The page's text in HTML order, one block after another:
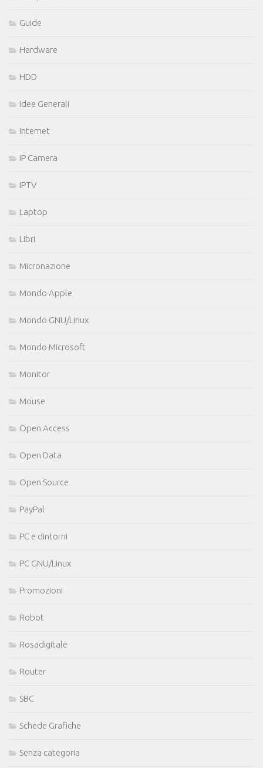
Guide
Hardware
HDD
Idee Generali
Internet
IP Camera
IPTV
Laptop
Libri
Micronazione
Mondo Apple
Mondo GNU/Linux
Mondo Microsoft
Monitor
Mouse
Open Access
Open Data
Open Source
PayPal
PC e dintorni
PC GNU/Linux
Promozioni
Robot
Rosadigitale
Router
SBC
Schede Grafiche
Senza categoria